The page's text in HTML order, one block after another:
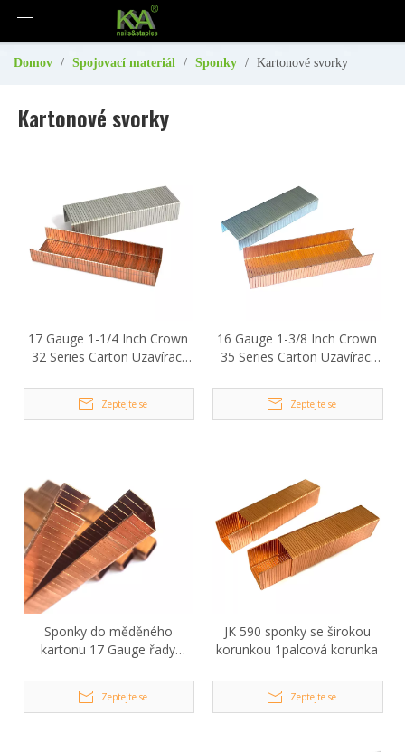
Domov / Spojovací materiál / Sponky / Kartonové svorky
Kartonové svorky
17 Gauge 1-1/4 Inch Crown
32 Series Carton Uzavírací
Zeptejte se
16 Gauge 1-3/8 Inch Crown
35 Series Carton Uzavírací
Zeptejte se
Sponky do měděného
kartonu 17 Gauge řady
Zeptejte se
JK 590 sponky se širokou
korunkou 1palcová korunka
Zeptejte se